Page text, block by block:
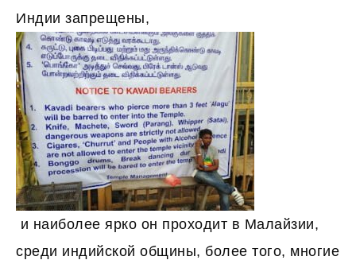
Индии запрещены,
и наиболее ярко он проходит в Малайзии,
среди индийской общины, более того, многие